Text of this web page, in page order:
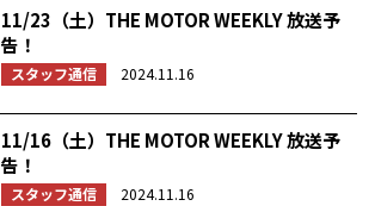
11/23（土）THE MOTOR WEEKLY 放送予
告！
スタッフ通信 2024.11.16
11/16（土）THE MOTOR WEEKLY 放送予
告！
スタッフ通信 2024.11.16